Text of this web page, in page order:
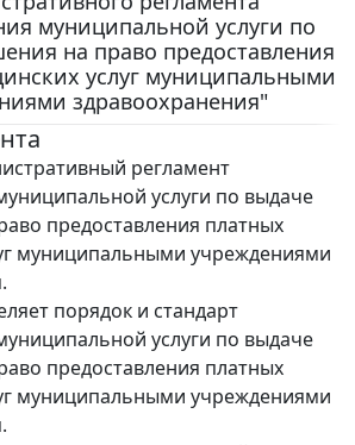
муниципальной услуги по
на право предоставления
услуг муниципальными
здравоохранения"
регламент
услуги по выдаче
предоставления платных
муниципальными учреждениями
порядок и стандарт
услуги по выдаче
предоставления платных
муниципальными учреждениями